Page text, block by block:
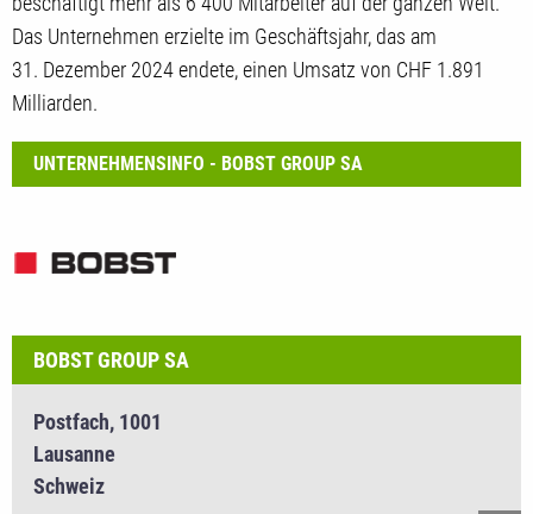
Das Unternehmen erzielte im Geschäftsjahr, das am
31. Dezember 2024 endete, einen Umsatz von CHF 1.891
Milliarden.
UNTERNEHMENSINFO - BOBST GROUP SA
BOBST GROUP SA
Postfach, 1001
Lausanne
Schweiz